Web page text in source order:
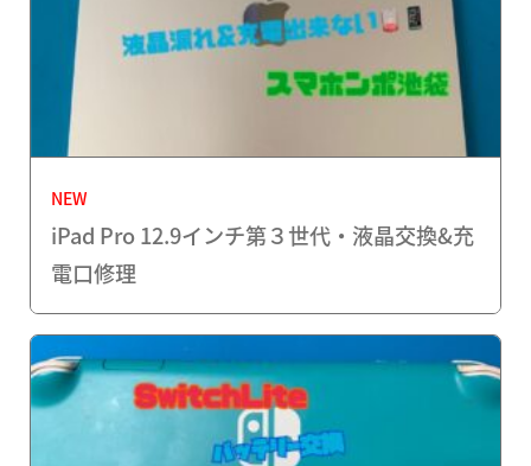
NEW
iPad Pro 12.9インチ第３世代・液晶交換&充
電口修理